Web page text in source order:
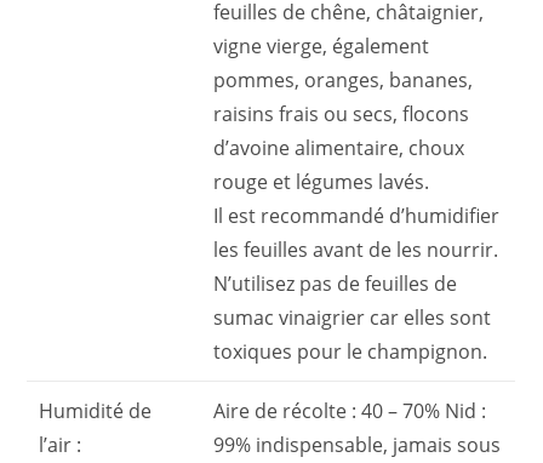
feuilles de chêne, châtaignier,
vigne vierge, également
pommes, oranges, bananes,
raisins frais ou secs, flocons
d’avoine alimentaire, choux
rouge et légumes lavés.
Il est recommandé d’humidifier
les feuilles avant de les nourrir.
N’utilisez pas de feuilles de
sumac vinaigrier car elles sont
toxiques pour le champignon.
Humidité de
l’air :
Aire de récolte : 40 – 70% Nid :
99% indispensable, jamais sous